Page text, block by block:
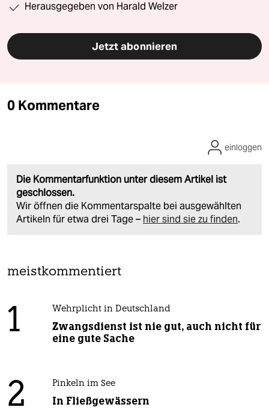
Herausgegeben von Harald Welzer
Jetzt abonnieren
0 Kommentare
Die Kommentarfunktion unter diesem Artikel ist
geschlossen.
Wir öffnen die Kommentarspalte bei ausgewählten
Artikeln für etwa drei Tage – hier sind sie zu finden.
einloggen
meistkommentiert
1 Wehrplicht in Deutschland
Zwangsdienst ist nie gut, auch nicht für
eine gute Sache
2 Pinkeln im See
In Fließgewässern